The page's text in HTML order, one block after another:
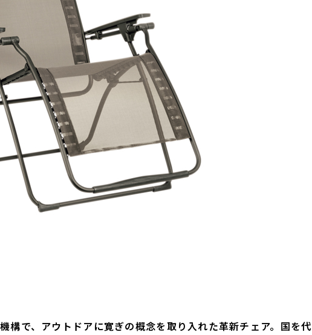
構で、アウトドアに寛ぎの概念を取り入れた革新チェア。国を代